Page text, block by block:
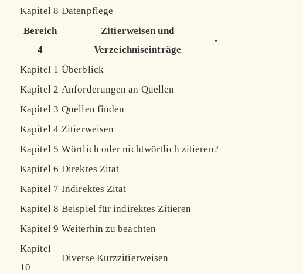
Kapitel 8 Datenpflege
Bereich
4
Zitierweisen und
Verzeichniseinträge
-
Kapitel 1 Überblick
Kapitel 2 Anforderungen an Quellen
Kapitel 3 Quellen finden
Kapitel 4 Zitierweisen
Kapitel 5 Wörtlich oder nichtwörtlich zitieren?
Kapitel 6 Direktes Zitat
Kapitel 7 Indirektes Zitat
Kapitel 8 Beispiel für indirektes Zitieren
Kapitel 9 Weiterhin zu beachten
Kapitel
10
Diverse Kurzzitierweisen